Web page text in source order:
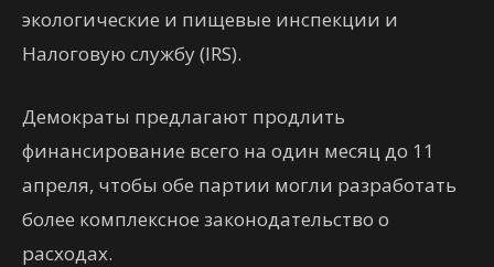
экологические и пищевые инспекции и
Налоговую службу (IRS).
Демократы предлагают продлить
финансирование всего на один месяц до 11
апреля, чтобы обе партии могли разработать
более комплексное законодательство о
расходах.